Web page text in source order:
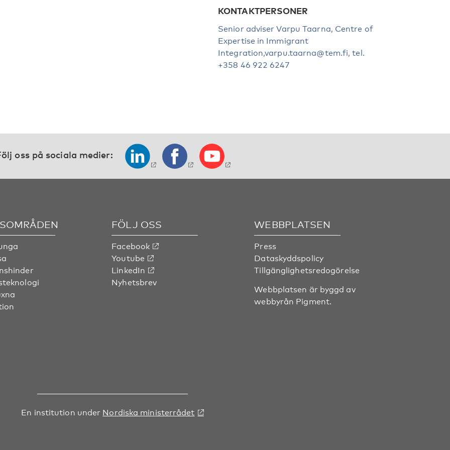
KONTAKTPERSONER
Senior adviser Varpu Taarna, Centre of
Expertise in Immigrant
Integration,varpu.taarna@tem.fi, tel.
+358 46 922 6247
oss på sociala medier:
FÖLJ OSS
Facebook
Youtube
LinkedIn
Nyhetsbrev
WEBBPLATSEN
Press
Dataskyddspolicy
Tillgänglighetsredogörelse
Webbplatsen är byggd av
webbyrån Pigment.
En institution under Nordiska ministerrådet